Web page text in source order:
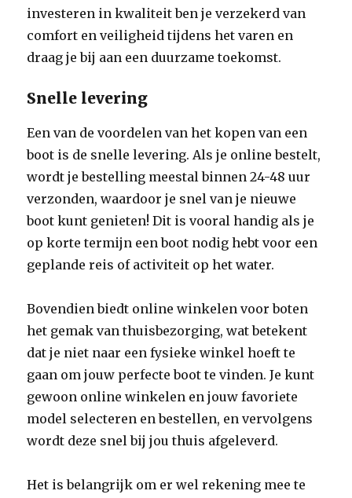
investeren in kwaliteit ben je verzekerd van
comfort en veiligheid tijdens het varen en
draag je bij aan een duurzame toekomst.
Snelle levering
Een van de voordelen van het kopen van een
boot is de snelle levering. Als je online bestelt,
wordt je bestelling meestal binnen 24-48 uur
verzonden, waardoor je snel van je nieuwe
boot kunt genieten! Dit is vooral handig als je
op korte termijn een boot nodig hebt voor een
geplande reis of activiteit op het water.
Bovendien biedt online winkelen voor boten
het gemak van thuisbezorging, wat betekent
dat je niet naar een fysieke winkel hoeft te
gaan om jouw perfecte boot te vinden. Je kunt
gewoon online winkelen en jouw favoriete
model selecteren en bestellen, en vervolgens
wordt deze snel bij jou thuis afgeleverd.
Het is belangrijk om er wel rekening mee te